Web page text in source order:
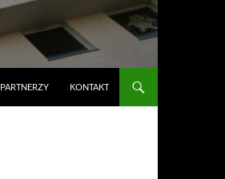
PARTNERZY KONTAKT